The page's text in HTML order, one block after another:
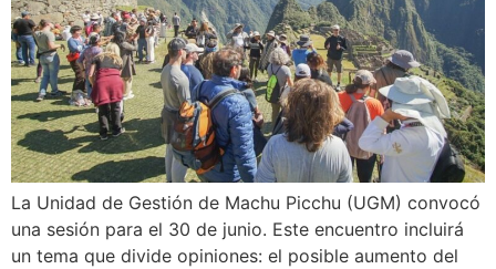
La Unidad de Gestión de Machu Picchu (UGM) convocó
una sesión para el 30 de junio. Este encuentro incluirá
un tema que divide opiniones: el posible aumento del